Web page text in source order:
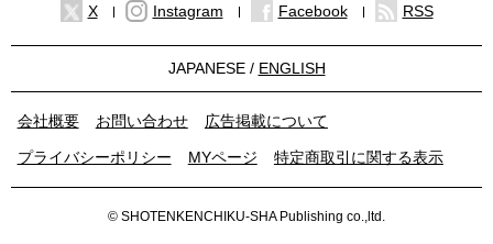
X Instagram Facebook RSS
JAPANESE / ENGLISH
会社概要 お問い合わせ 広告掲載について
プライバシーポリシー MYページ 特定商取引に関する表示
© SHOTENKENCHIKU-SHA Publishing co.,ltd.